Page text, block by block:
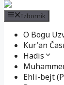
Izbornik
O Bogu
Kur'an
Hadis
Ehli-bejt